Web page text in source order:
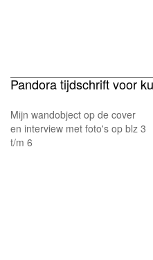
Pandora tijdschrift voor
Mijn wandobject op de cover
en interview met foto's op blz 3
t/m 6